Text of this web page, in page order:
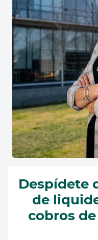
Despídete
de
cobros